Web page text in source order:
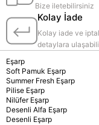
Bize iletebilirsiniz
Kolay İade
Kolay iade ve
detaylara
Eşarp
Soft Pamuk Eşarp
Summer Fresh Eşarp
Pilise Eşarp
Nilüfer Eşarp
Desenli Alfa Eşarp
Desenli Eşarp